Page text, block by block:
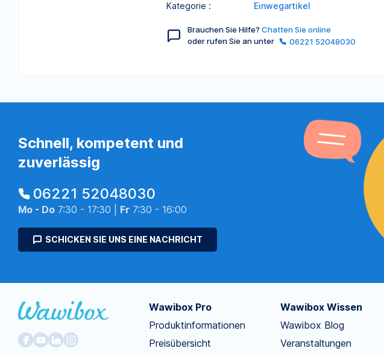
Kategorie :
Einwegartikel
Brauchen Sie Hilfe? Chatten Sie online
oder rufen Sie an unter
06221 52048030
Schnell, kompetent und
zuverlässig
06221 52048030
Mo - Do 7:30 - 17:30 | Fr 7:30 - 16:00
SCHICKEN SIE UNS EINE NACHRICHT
Wawibox Pro
Produktinformationen
Preisübersicht
Wawibox Wissen
Wawibox Blog
Veranstaltungen